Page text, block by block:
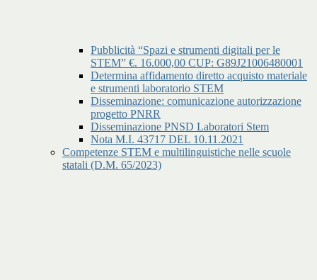
Pubblicità “Spazi e strumenti digitali per le
STEM” €. 16.000,00 CUP: G89J21006480001
Determina affidamento diretto acquisto materiale
e strumenti laboratorio STEM
Disseminazione: comunicazione autorizzazione
progetto PNRR
Disseminazione PNSD Laboratori Stem
Nota M.I. 43717 DEL 10.11.2021
Competenze STEM e multilinguistiche nelle scuole
statali (D.M. 65/2023)